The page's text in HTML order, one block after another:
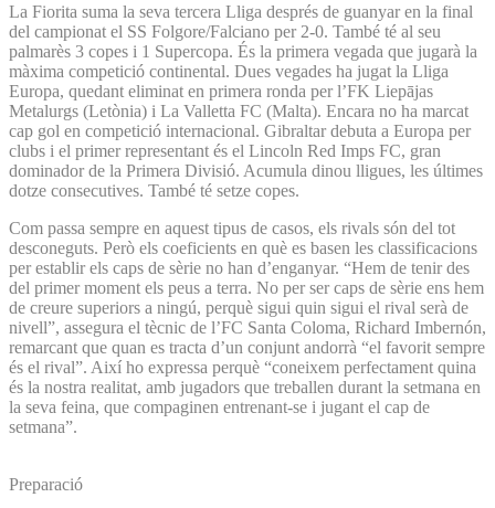
La Fiorita suma la seva tercera Lliga després de guanyar en la final
del campionat el SS Folgore/Falciano per 2-0. També té al seu
palmarès 3 copes i 1 Supercopa. És la primera vegada que jugarà la
màxima competició continental. Dues vegades ha jugat la Lliga
Europa, quedant eliminat en primera ronda per l’FK Liepājas
Metalurgs (Letònia) i La Valletta FC (Malta). Encara no ha marcat
cap gol en competició internacional. Gibraltar debuta a Europa per
clubs i el primer representant és el Lincoln Red Imps FC, gran
dominador de la Primera Divisió. Acumula dinou lligues, les últimes
dotze consecutives. També té setze copes.
Com passa sempre en aquest tipus de casos, els rivals són del tot
desconeguts. Però els coeficients en què es basen les classificacions
per establir els caps de sèrie no han d’enganyar. “Hem de tenir des
del primer moment els peus a terra. No per ser caps de sèrie ens hem
de creure superiors a ningú, perquè sigui quin sigui el rival serà de
nivell”, assegura el tècnic de l’FC Santa Coloma, Richard Imbernón,
remarcant que quan es tracta d’un conjunt andorrà “el favorit sempre
és el rival”. Així ho expressa perquè “coneixem perfectament quina
és la nostra realitat, amb jugadors que treballen durant la setmana en
la seva feina, que compaginen entrenant-se i jugant el cap de
setmana”.
Preparació